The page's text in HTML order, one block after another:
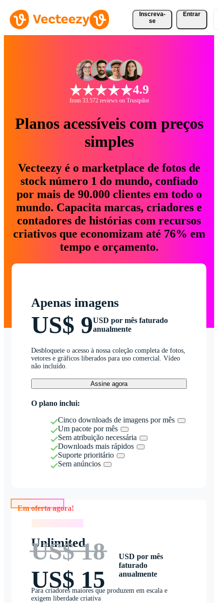
Inscreva-
se
Entrar
4.9
from 33.572 reviews on Trustpilot
Planos acessíveis com preços
simples
Vecteezy é o marketplace de fotos de
stock número 1 do mundo, confiado
por mais de 90.000 clientes em todo o
mundo. Capacita marcas, criadores e
contadores de histórias com recursos
criativos que economizam até 76% em
tempo e orçamento.
Apenas imagens
US$ 9USD por mês faturado
anualmente
Desbloqueie o acesso à nossa coleção completa de fotos,
vetores e gráficos liberados para uso comercial. Vídeo
não incluído.
Assine agora
O plano inclui:
Cinco downloads de imagens por mês
Um pacote por mês
Sem atribuição necessária
Downloads mais rápidos
Suporte prioritário
Sem anúncios
Unlimited
US$ 18
US$ 15
USD por mês
faturado
anualmente
Para criadores maiores que produzem em escala e
exigem liberdade criativa